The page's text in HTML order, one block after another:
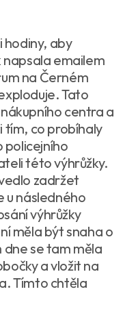
aby
emailem
na Černém
Tato
centra a
tím, co probíhaly
policejního
této výhrůžky.
zadržet
u následného
výhrůžky
měla být snaha o
dne se tam měla
a vložit na
Tímto chtěla